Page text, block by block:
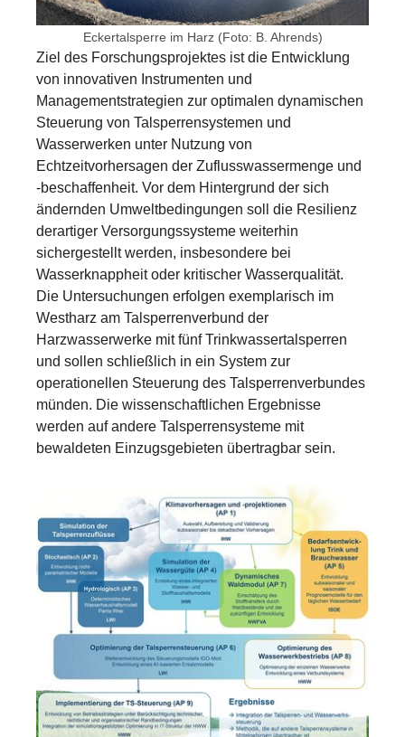
Eckertalsperre im Harz (Foto: B. Ahrends)
Ziel des Forschungsprojektes ist die Entwicklung
von innovativen Instrumenten und
Managementstrategien zur optimalen dynamischen
Steuerung von Talsperrensystemen und
Wasserwerken unter Nutzung von
Echtzeitvorhersagen der Zuflusswassermenge und
-beschaffenheit. Vor dem Hintergrund der sich
ändernden Umweltbedingungen soll die Resilienz
derartiger Versorgungssysteme weiterhin
sichergestellt werden, insbesondere bei
Wasserknappheit oder kritischer Wasserqualität.
Die Untersuchungen erfolgen exemplarisch im
Westharz am Talsperrenverbund der
Harzwasserwerke mit fünf Trinkwassertalsperren
und sollen schließlich in ein System zur
operationellen Steuerung des Talsperrenverbundes
münden. Die wissenschaftlichen Ergebnisse
werden auf andere Talsperrensysteme mit
bewaldeten Einzugsgebieten übertragbar sein.